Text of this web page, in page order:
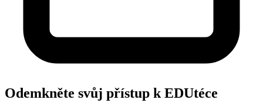
Odemkněte svůj přístup k EDUtéce